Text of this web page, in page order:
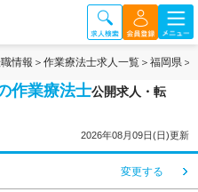
情報 作業療法士求人一覧 福岡県
作業療法士公開求人・転
2026年08月09日(日)更新
変更する